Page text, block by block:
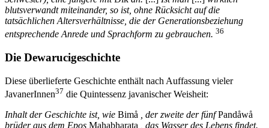
blutsverwandt miteinander, so ist, ohne Rücksicht auf die
tatsächlichen Altersverhältnisse, die der Generationsbeziehung
entsprechende Anrede und Sprachform zu gebrauchen. 36
Die Dewarucigeschichte
Diese überlieferte Geschichte enthält nach Auffassung vieler
JavanerInnen37 die Quintessenz javanischer Weisheit:
Inhalt der Geschichte ist, wie Bimå , der zweite der fünfPandåwå
brüder aus dem Epos Mahabharata
, das Wasser des Lebens findet.